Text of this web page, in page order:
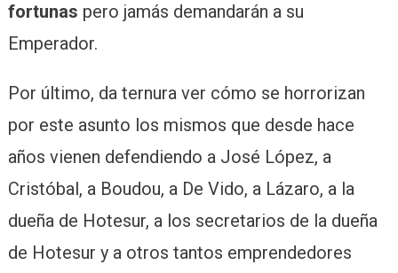
fortunas pero jamás demandarán a su
Emperador.
Por último, da ternura ver cómo se horrorizan
por este asunto los mismos que desde hace
años vienen defendiendo a José López, a
Cristóbal, a Boudou, a De Vido, a Lázaro, a la
dueña de Hotesur, a los secretarios de la dueña
de Hotesur y a otros tantos emprendedores